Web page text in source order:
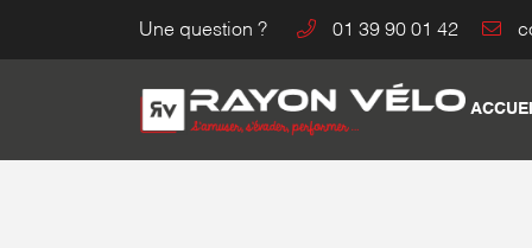
Une question ? 01 39 90 01 42
01 39 90 01 42